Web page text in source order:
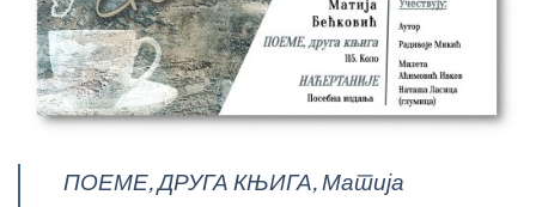
ПОЕМЕ, ДРУГА КЊИГА, Матија